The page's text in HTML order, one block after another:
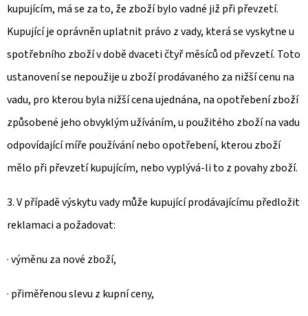
kupujícím, má se za to, že zboží bylo vadné již při převzetí.
Kupující je oprávněn uplatnit právo z vady, která se vyskytne u
spotřebního zboží v době dvaceti čtyř měsíců od převzetí. Toto
ustanovení se nepoužije u zboží prodávaného za nižší cenu na
vadu, pro kterou byla nižší cena ujednána, na opotřebení zboží
způsobené jeho obvyklým užíváním, u použitého zboží na vadu
odpovídající míře používání nebo opotřebení, kterou zboží
mělo při převzetí kupujícím, nebo vyplývá-li to z povahy zboží.
3. V případě výskytu vady může kupující prodávajícímu předložit
reklamaci a požadovat:
· výměnu za nové zboží,
· přiměřenou slevu z kupní ceny,